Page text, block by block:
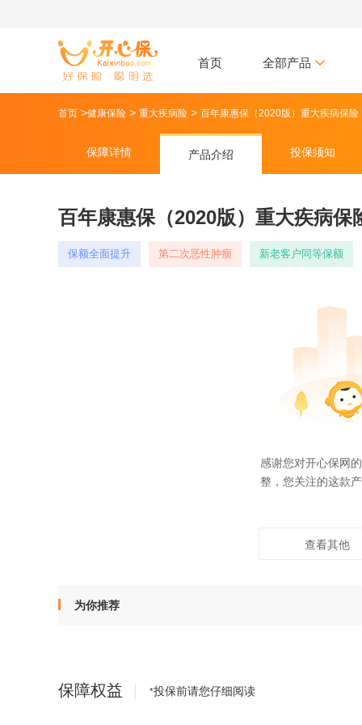
首页 全部产品
首页 >健康保险 > 重大疾病险 > 百年康惠保（2020版）重大疾病保险
保障详情 产品介绍 投保须知
百年康惠保（2020版）重大疾病保
保额全面提升 第二次恶性肿瘤 新老客户同等保额
感谢您对开心保网
整，您关注的这款
查看其他
为你推荐
保障权益 *投保前请您仔细阅读